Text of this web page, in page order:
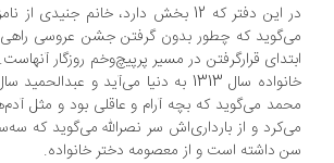
در این دفتر که 12 بخش دارد، خانم جنیدی از
که چطور بدون گرفتن جشن عروسی راهی شدند
قرارگرفتن در مسیر پرپیچ‌وخم روزگار آنهاست.
می‌گوید که بچه آرام و عاقلی بود و مثل آدم‌های
و از بارداری‌اش سر نصرالله می‌گوید که سه‌سال با
داشته است و از معصومه دختر خانواده.